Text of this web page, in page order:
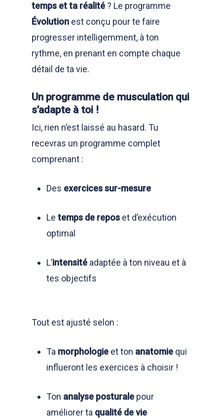
temps et ta réalité ? Le programme
Évolution est conçu pour te faire
progresser intelligemment, à ton
rythme, en prenant en compte chaque
détail de ta vie.
Un programme de musculation qui
s’adapte à toi !
Ici, rien n’est laissé au hasard. Tu
recevras un programme complet
comprenant :
Des exercices sur-mesure
Le temps de repos et d’exécution
optimal
L’intensité adaptée à ton niveau et à
tes objectifs
Tout est ajusté selon :
Ta morphologie et ton anatomie qui
influeront les exercices à choisir !
Ton analyse posturale pour
améliorer ta qualité de vie